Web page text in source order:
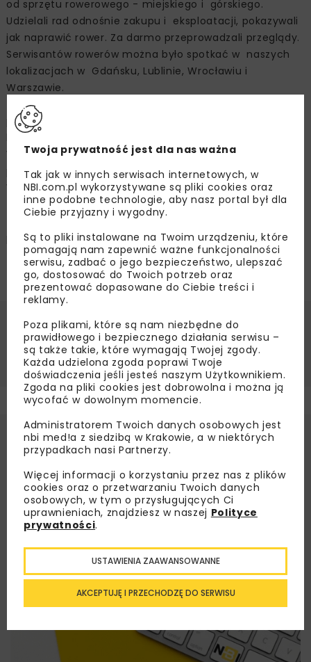
od sprzętu rowerowego - miejskiego i górskiego.
Udzielali rad odnośnie zakupu i eksploatacji, pokazywali
jak naprawić rower. Za darmo przeprowadzali przeglądy.
Serwisantów rowerów można było spotkać w naszych
lokalizacjach w Gdańsku, Lublinie, Wrocławiu i
Warszawie.
Na koniec perełka! Posprzątaj świat! Tu niewiele osób
podjęło wyzwanie! Więc szczególne słowa uznania
Warbudzie, którzy stanęli na wysokości zadania i
posprzątali teren wokół ulicy Gniewkowskiej w
Warszawie!
Łącznie, w dniach 21-25 września 2020 r., w różnych
formach zielonych aktywności uczestniczyło ponad 250
pracowników Warbudu.
Zdjęcia: Warbud SA
Źródło:Warbud SA
WARBUD
Twoja prywatność jest dla nas ważna
Tak jak w innych serwisach internetowych, w
NBI.com.pl wykorzystywane są pliki cookies oraz
inne podobne technologie, aby nasz portal był dla
Ciebie przyjazny i wygodny.
Są to pliki instalowane na Twoim urządzeniu, które
pomagają nam zapewnić ważne funkcjonalności
serwisu, zadbać o jego bezpieczeństwo, ulepszać
go, dostosować do Twoich potrzeb oraz
prezentować dopasowane do Ciebie treści i
reklamy.
Poza plikami, które są nam niezbędne do
prawidłowego i bezpiecznego działania serwisu –
są także takie, które wymagają Twojej zgody.
Każda udzielona zgoda poprawi Twoje
doświadczenia jeśli jesteś naszym Użytkownikiem.
Zgoda na pliki cookies jest dobrowolna i można ją
wycofać w dowolnym momencie.
Administratorem Twoich danych osobowych jest
nbi med!a z siedzibą w Krakowie, a w niektórych
przypadkach nasi Partnerzy.
Więcej informacji o korzystaniu przez nas z plików
cookies oraz o przetwarzaniu Twoich danych
osobowych, w tym o przysługujących Ci
uprawnieniach, znajdziesz w naszej Polityce
prywatności.
AKCEPTUJĘ I PRZECHODZĘ DO SERWISU
USTAWIENIA ZAAWANSOWANNE